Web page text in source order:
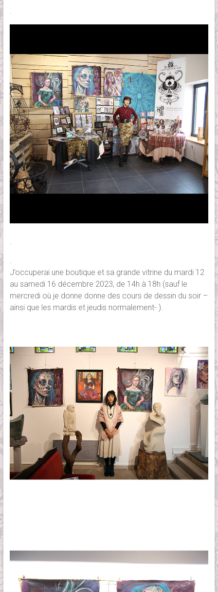
.
.
.
J’occuperai une boutique et sa grande vitrine du mardi 12
au samedi 16 décembre 2023, de 14h à 18h (sauf le
mercredi où je donne donne des cours de dessin du soir –
ainsi que les mardis et jeudis normalement- ).